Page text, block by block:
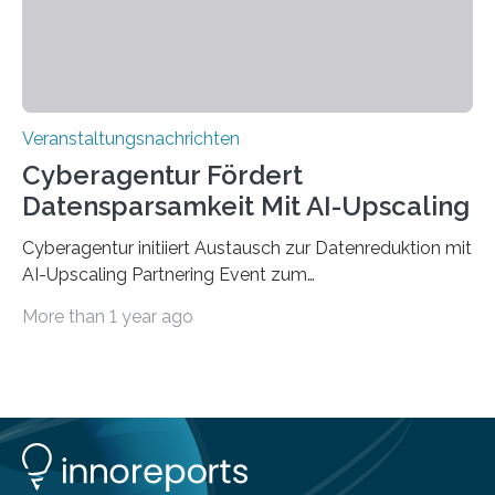
Veranstaltungsnachrichten
Cyberagentur Fördert
Datensparsamkeit Mit AI-Upscaling
Cyberagentur initiiert Austausch zur Datenreduktion mit
AI-Upscaling Partnering Event zum
innovative DatenverarbeitungDie Agentur für
Entwicklung von Technologien zur gezielten
Datenreduktion und Rekonstruktion in schwierigen
Kommunikationsumgebungen. Das Event dient der
More than 1 year ago